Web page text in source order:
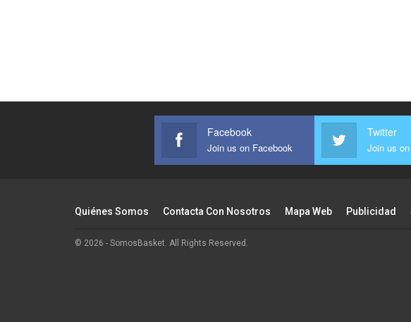
Facebook
Join us on Facebook
Twitter
Join us
Quiénes Somos Contacta Con Nosotros Mapa Web Publicidad
© 2026 - SomosBasket. All Rights Reserved.